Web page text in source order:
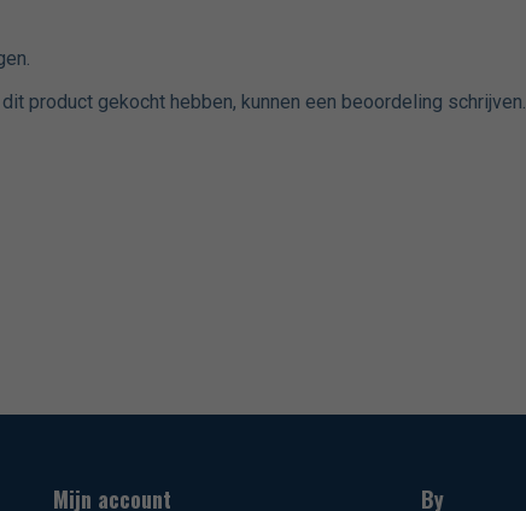
product gekocht hebben, kunnen een beoordeling schrijven.
Mijn account By